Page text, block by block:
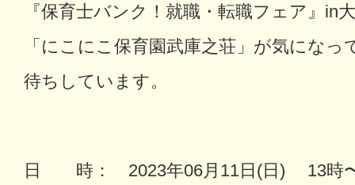
『保育士バンク！就職・転職フェア』in
「にこにこ保育園武庫之荘」が気にな
待ちしています。
日 時： 2023年06月11日(日) 13時